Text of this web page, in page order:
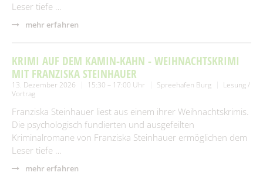
Leser tiefe …
mehr erfahren
KRIMI AUF DEM KAMIN-KAHN - WEIHNACHTSKRIMI
MIT FRANZISKA STEINHAUER
13. Dezember 2026 15:30 – 17:00 Uhr Spreehafen Burg
Lesung /
Vortrag
Franziska Steinhauer liest aus einem ihrer Weihnachtskrimis.
Die psychologisch fundierten und ausgefeilten
Kriminalromane von Franziska Steinhauer ermöglichen dem
Leser tiefe …
mehr erfahren